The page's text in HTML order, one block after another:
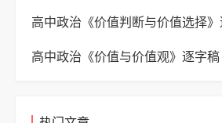
高中政治《价值判断与价值选择
高中政治《价值与价值观》逐字稿